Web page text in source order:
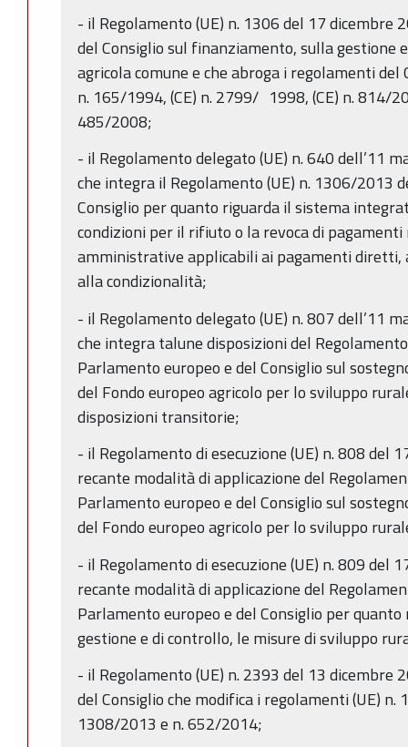
- il Regolamento (UE) n. 1306 del 17 dicembre
del Consiglio sul finanziamento, sulla gestione
agricola comune e che abroga i regolamenti del
n. 165/1994, (CE) n. 2799/ 1998, (CE) n. 814/
485/2008;
- il Regolamento delegato (UE) n. 640 dell’11
che integra il Regolamento (UE) n. 1306/2013
Consiglio per quanto riguarda il sistema
condizioni per il rifiuto o la revoca di pagamenti
amministrative applicabili ai pagamenti diretti,
alla condizionalità;
- il Regolamento delegato (UE) n. 807 dell’11
che integra talune disposizioni del
Parlamento europeo e del Consiglio sul
del Fondo europeo agricolo per lo sviluppo
disposizioni transitorie;
- il Regolamento di esecuzione (UE) n. 808 del
recante modalità di applicazione del
Parlamento europeo e del Consiglio sul
del Fondo europeo agricolo per lo sviluppo
- il Regolamento di esecuzione (UE) n. 809 del
recante modalità di applicazione del
Parlamento europeo e del Consiglio per
gestione e di controllo, le misure di sviluppo
- il Regolamento (UE) n. 2393 del 13 dicembre
del Consiglio che modifica i regolamenti (UE)
1308/2013 e n. 652/2014;